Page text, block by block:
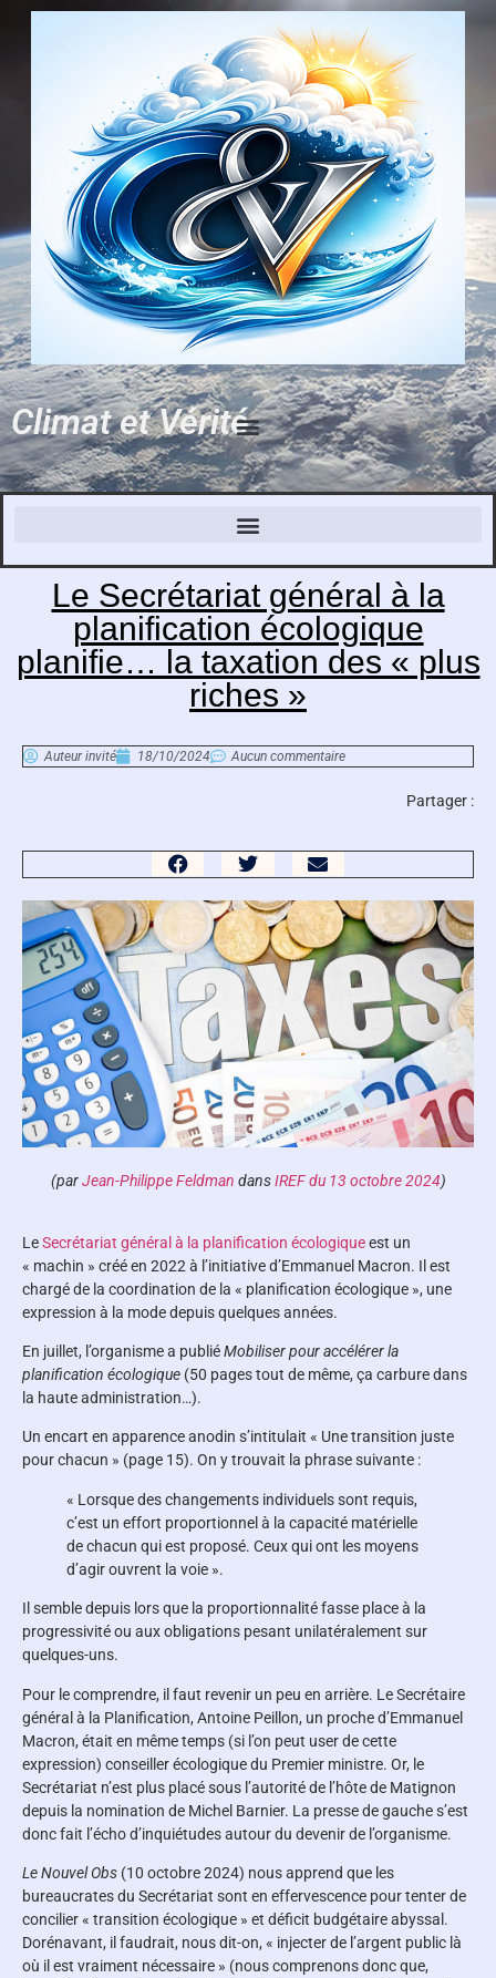
Climat et Vérité
Le Secrétariat général à la
planification écologique
planifie… la taxation des « plus
riches »
Auteur invité 18/10/2024 Aucun commentaire
Partager :
(parJean-Philippe Feldman dansIREF du 13 octobre 2024)
LeSecrétariat général à la planification écologiqueest un
« machin » créé en 2022 à l’initiative d’Emmanuel Macron. Il est
chargé de la coordination de la « planification écologique », une
expression à la mode depuis quelques années.
En juillet, l’organisme a publiéMobiliser pour accélérer la
planification écologique (50 pages tout de même, ça carbure dans
la haute administration…).
Un encart en apparence anodin s’intitulait « Une transition juste
pour chacun » (page 15). On y trouvait la phrase suivante :
« Lorsque des changements individuels sont requis,
c’est un effort proportionnel à la capacité matérielle
de chacun qui est proposé. Ceux qui ont les moyens
d’agir ouvrent la voie ».
Il semble depuis lors que la proportionnalité fasse place à la
progressivité ou aux obligations pesant unilatéralement sur
quelques-uns.
Pour le comprendre, il faut revenir un peu en arrière. Le Secrétaire
général à la Planification, Antoine Peillon, un proche d’Emmanuel
Macron, était en même temps (si l’on peut user de cette
expression) conseiller écologique du Premier ministre. Or, le
Secrétariat n’est plus placé sous l’autorité de l’hôte de Matignon
depuis la nomination de Michel Barnier. La presse de gauche s’est
donc fait l’écho d’inquiétudes autour du devenir de l’organisme.
Le Nouvel Obs (10 octobre 2024) nous apprend que les
bureaucrates du Secrétariat sont en effervescence pour tenter de
concilier « transition écologique » et déficit budgétaire abyssal.
Dorénavant, il faudrait, nous dit-on, « injecter de l’argent public là
où il est vraiment nécessaire » (nous comprenons donc que,